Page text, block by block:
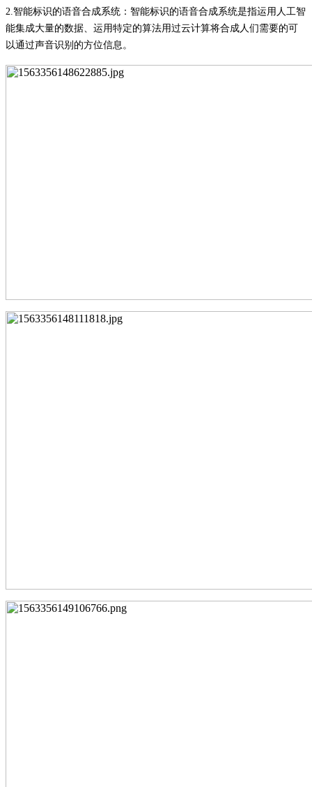
2. 智能标识的语音合成系统 ： 智能标识的语音合成系统是指运用人工智
能集成大量的数据、运用特定的算法用过云计算将合成人们需要的可
以通过声音识别的方位信息 。